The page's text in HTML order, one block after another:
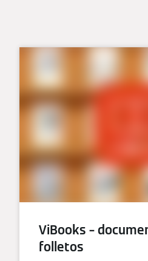
ViBooks –
folletos